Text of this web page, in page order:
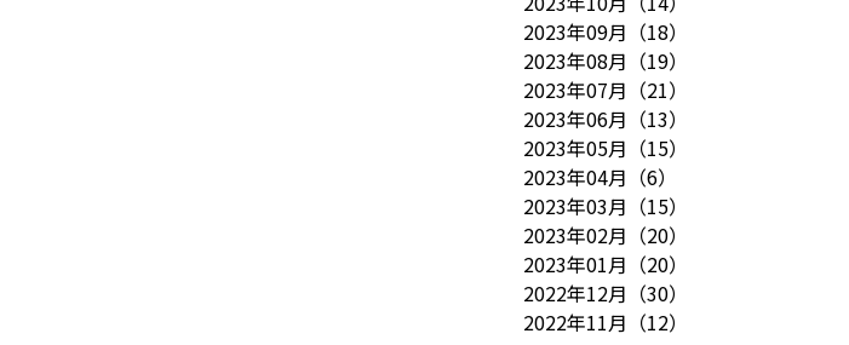
2023年09月 （18）
2023年08月 （19）
2023年07月 （21）
2023年06月 （13）
2023年05月 （15）
2023年04月 （6）
2023年03月 （15）
2023年02月 （20）
2023年01月 （20）
2022年12月 （30）
2022年11月 （12）